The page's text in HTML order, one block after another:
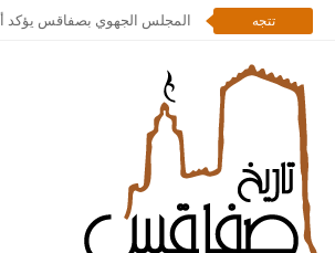
تتجه المجلس الجهوي بصفاقس يؤكد